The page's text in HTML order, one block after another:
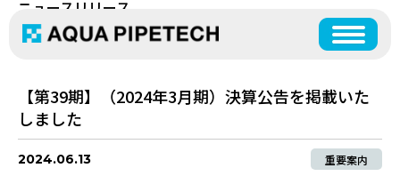
ニュースリリース
NEWS RELEASE
【第39期】（2024年3月期）決算公告を掲載いた
しました
2024.06.13 重要案内